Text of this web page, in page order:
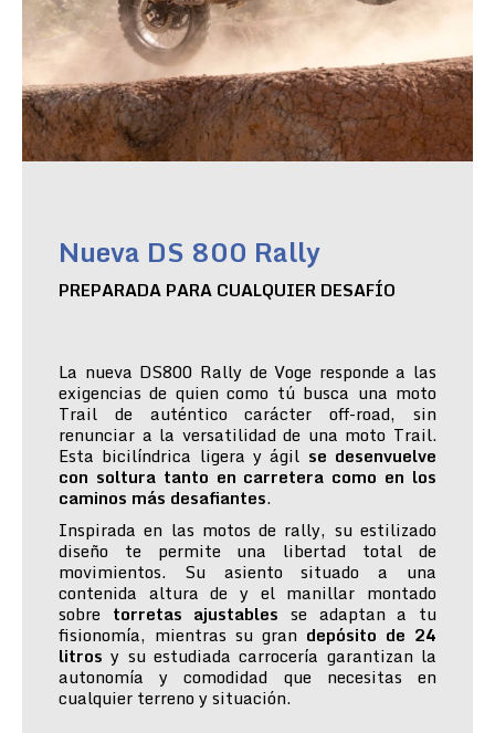
Nueva DS 800 Rally
PREPARADA PARA CUALQUIER DESAFÍO
La nueva DS800 Rally de Voge responde a las
exigencias de quien como tú busca una moto
Trail de auténtico carácter off-road, sin
renunciar a la versatilidad de una moto Trail.
Esta bicilíndrica ligera y ágil se desenvuelve
con soltura tanto en carretera como en los
caminos más desafiantes.
Inspirada en las motos de rally, su estilizado
diseño te permite una libertad total de
movimientos. Su asiento situado a una
contenida altura de y el manillar montado
sobre torretas ajustables se adaptan a tu
fisionomía, mientras su gran depósito de 24
litros y su estudiada carrocería garantizan la
autonomía y comodidad que necesitas en
cualquier terreno y situación.